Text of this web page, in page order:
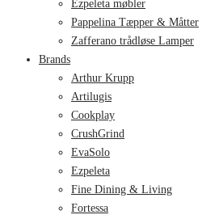
Ezpeleta møbler
Pappelina Tæpper & Måtter
Zafferano trådløse Lamper
Brands
Arthur Krupp
Artilugis
Cookplay
CrushGrind
EvaSolo
Ezpeleta
Fine Dining & Living
Fortessa